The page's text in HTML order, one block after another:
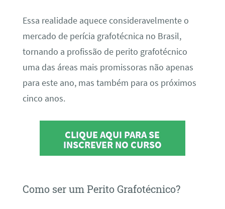
Essa realidade aquece consideravelmente o
mercado de perícia grafotécnica no Brasil,
tornando a profissão de perito grafotécnico
uma das áreas mais promissoras não apenas
para este ano, mas também para os próximos
cinco anos.
CLIQUE AQUI PARA SE
INSCREVER NO CURSO
Como ser um Perito Grafotécnico?